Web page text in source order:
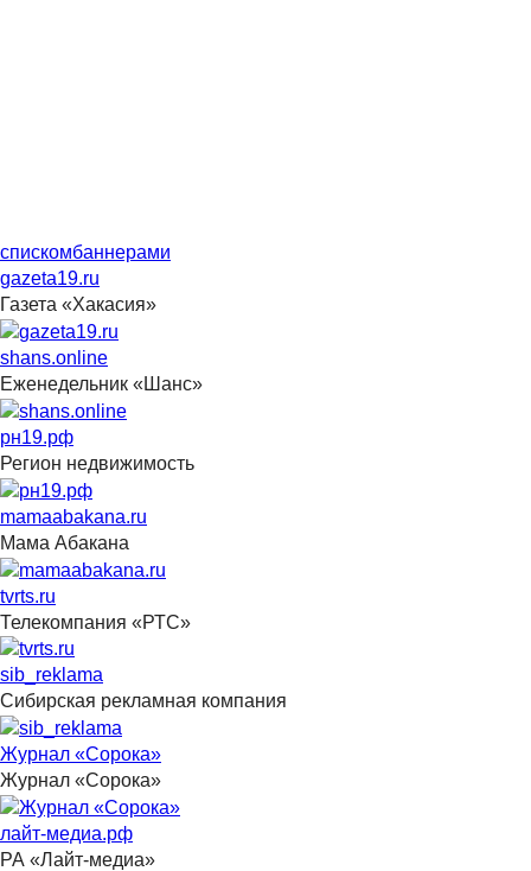
спискомбаннерами
gazeta19.ru
Газета «Хакасия»
shans.online
Еженедельник «Шанс»
рн19.рф
Регион недвижимость
mamaabakana.ru
Мама Абакана
tvrts.ru
Телекомпания «РТС»
sib_reklama
Сибирская рекламная компания
Журнал «Сорока»
Журнал «Сорока»
лайт-медиа.рф
РА «Лайт-медиа»